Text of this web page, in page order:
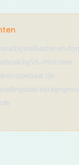
bij wielkasten en
bij V6-motoren
zijn